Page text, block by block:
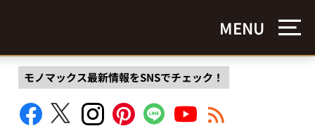
MENU
モノマックス最新情報をSNSでチェック！